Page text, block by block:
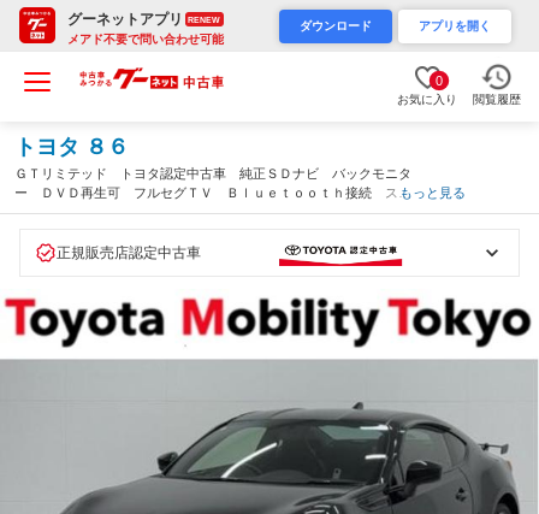
グーネットアプリ RENEW
メアド不要で問い合わせ可能
ダウンロード アプリを開く
0
お気に入り 閲覧履歴
トヨタ ８６
ＧＴリミテッド トヨタ認定中古車 純正ＳＤナビ バックモニタ
ー ＤＶＤ再生可 フルセグＴＶ Ｂｌｕｅｔｏｏｔｈ接続 スマ
ートキー アルミホイール ＬＥＤライト 社外マフラー ＥＴ
もっと見る
正規販売店認定中古車